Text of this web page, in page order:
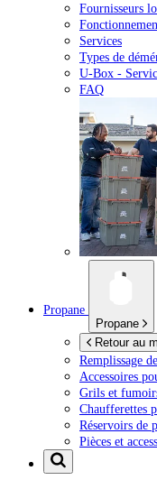
Fournisseurs
Services
Types de
U-Box -
FAQ
Propane
Propane
Retour au
Remplissage
Accessoires
Grils et
Chaufferettes
Réservoirs de
Pièces et